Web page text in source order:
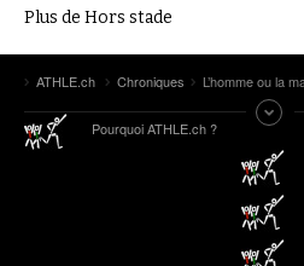
Plus de Hors stade
ATHLE.ch Chroniques L’homme ou la
Pourquoi ATHLE.ch ?